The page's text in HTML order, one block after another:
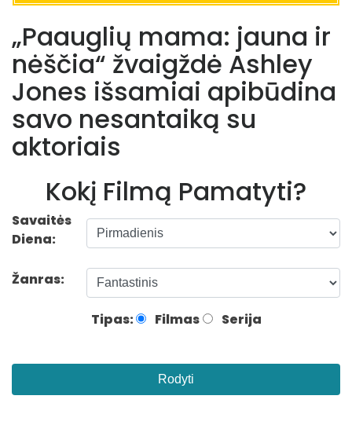
„Paauglių mama: jauna ir
nėščia“ žvaigždė Ashley
Jones išsamiai apibūdina
savo nesantaiką su
aktoriais
Kokį Filmą Pamatyti?
Savaitės
Diena:
Žanras:
Tipas: Filmas Serija
Rodyti